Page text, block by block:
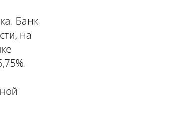
Банк
на